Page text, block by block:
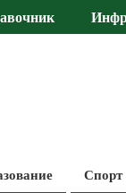
Спорт